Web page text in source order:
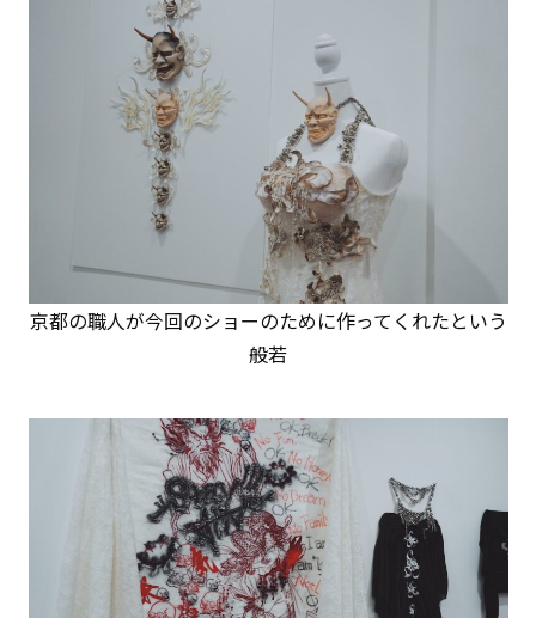
京都の職人が今回のショーのために作ってくれたという
般若